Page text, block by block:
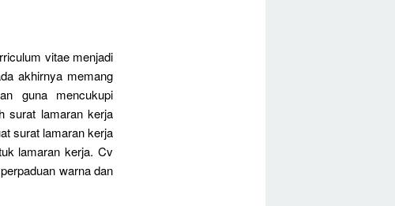
vitae menjadi
akhirnya memang
guna mencukupi
surat lamaran kerja
surat lamaran kerja
lamaran kerja. Cv
warna dan